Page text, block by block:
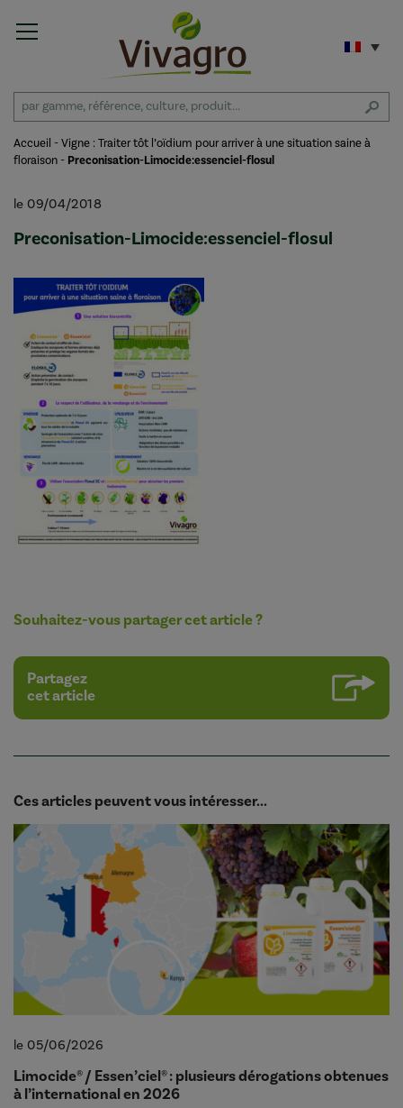
Accueil -Vigne : Traiter tôt l’oïdium pour arriver à une situation saine à
floraison - Preconisation-Limocide:essenciel-flosul
le 09/04/2018
Preconisation-Limocide:essenciel-flosul
Souhaitez-vous partager cet article ?
Partagez
cet article
Ces articles peuvent vous intéresser...
le 05/06/2026
Limocide® / Essen’ciel® : plusieurs dérogations obtenues
à l’international en 2026